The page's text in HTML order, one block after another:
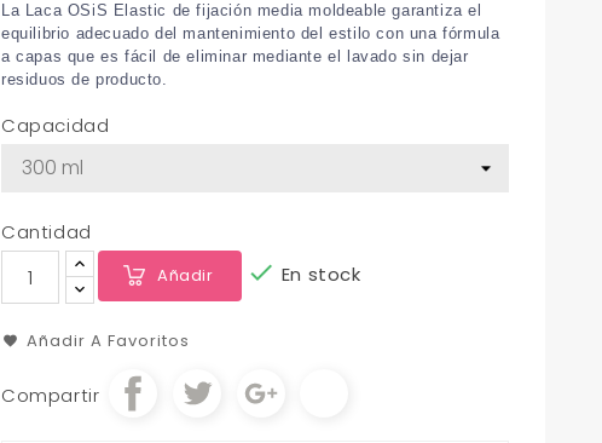
La Laca OSiS Elastic de fijación media moldeable garantiza el
equilibrio adecuado del mantenimiento del estilo con una fórmula
a capas que es fácil de eliminar mediante el lavado sin dejar
residuos de producto.
Capacidad
Cantidad
Añadir  En stock
Añadir A Favoritos
Compartir